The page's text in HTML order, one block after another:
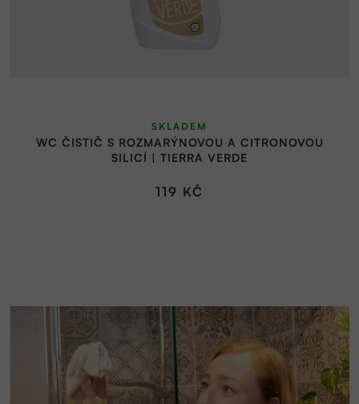
WC ČISTIČ S ROZMARÝNOVOU A CITRONOVOU
SILICÍ | TIERRA VERDE
SKLADEM
119 KČ